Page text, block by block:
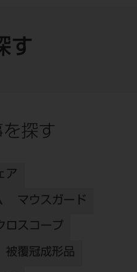
す
探す
ア
マウスガード
ロスコープ
被覆冠成形品